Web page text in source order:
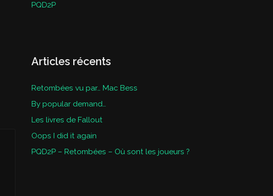
PQD2P
Articles récents
Retombées vu par… Mac Bess
By popular demand…
Les livres de Fallout
Oops I did it again
PQD2P – Retombées – Où sont les joueurs ?